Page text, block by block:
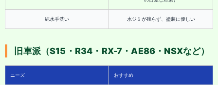
純水手洗い 水ジミが残らず、塗装に優しい
旧車派（S15・R34・RX-7・AE86・NSXなど）
ニーズ おすすめ